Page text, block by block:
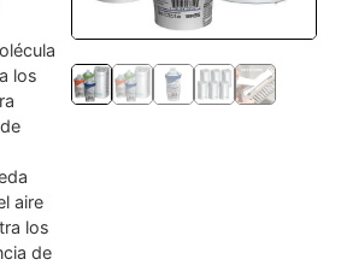
los
aire
los
de